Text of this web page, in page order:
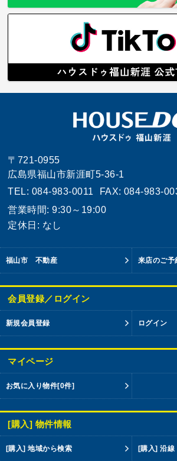
〒721-0955
広島県福山市新涯町5-36-1
TEL: 084-983-0011
FAX: 084-983-
営業時間: 9:30～19:00
定休日: なし
福山市 不動産 来店のご予
会員登録／ログイン
新規会員登録 ログイン
マイページ
お気に入り物件[0件]
[購入] 物件情報
[購入] 地域から検索 [購入] 沿線